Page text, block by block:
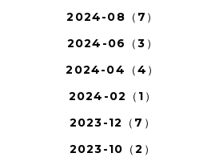
2024-08（7）
2024-06（3）
2024-04（4）
2024-02（1）
2023-12（7）
2023-10（2）